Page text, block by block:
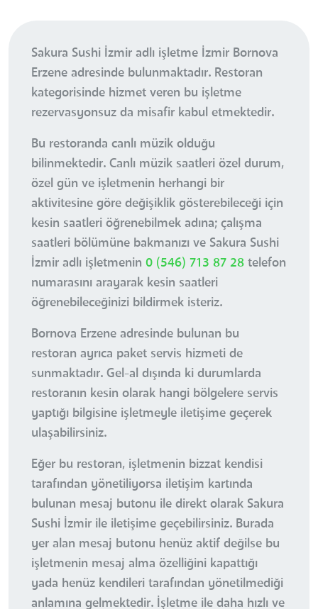
Sakura Sushi İzmir adlı işletme İzmir Bornova
Erzene adresinde bulunmaktadır. Restoran
kategorisinde hizmet veren bu işletme
rezervasyonsuz da misafir kabul etmektedir.
Bu restoranda canlı müzik olduğu
bilinmektedir. Canlı müzik saatleri özel durum,
özel gün ve işletmenin herhangi bir
aktivitesine göre değişiklik gösterebileceği için
kesin saatleri öğrenebilmek adına; çalışma
saatleri bölümüne bakmanızı ve Sakura Sushi
İzmir adlı işletmenin 0 (546) 713 87 28 telefon
numarasını arayarak kesin saatleri
öğrenebileceğinizi bildirmek isteriz.
Bornova Erzene adresinde bulunan bu
restoran ayrıca paket servis hizmeti de
sunmaktadır. Gel-al dışında ki durumlarda
restoranın kesin olarak hangi bölgelere servis
yaptığı bilgisine işletmeyle iletişime geçerek
ulaşabilirsiniz.
Eğer bu restoran, işletmenin bizzat kendisi
tarafından yönetiliyorsa iletişim kartında
bulunan mesaj butonu ile direkt olarak Sakura
Sushi İzmir ile iletişime geçebilirsiniz. Burada
yer alan mesaj butonu henüz aktif değilse bu
işletmenin mesaj alma özelliğini kapattığı
yada henüz kendileri tarafından yönetilmediği
anlamına gelmektedir. İşletme ile daha hızlı ve